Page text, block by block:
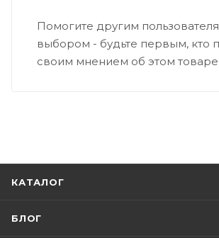
Помогите другим
выбором - будьте первым, кто
своим мнением об этом товаре
КАТАЛОГ
БЛОГ